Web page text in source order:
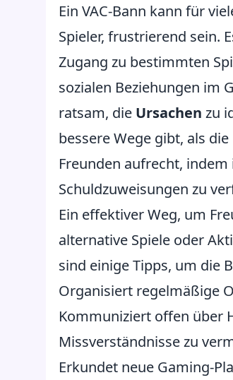
Ein VAC-Bann kann für
Spieler, frustrierend sein.
Zugang zu bestimmten
sozialen Beziehungen im
ratsam, die Ursachen zu
bessere Wege gibt, als
Freunden aufrecht,
Schuldzuweisungen zu
Ein effektiver Weg, um
alternative Spiele oder
sind einige Tipps, um die
Organisiert regelmäßige
Kommuniziert offen über
Missverständnisse zu
Erkundet neue Gaming-